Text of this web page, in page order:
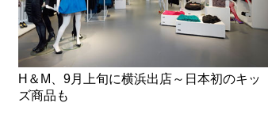
H＆M、9月上旬に横浜出店～日本初のキッ
ズ商品も